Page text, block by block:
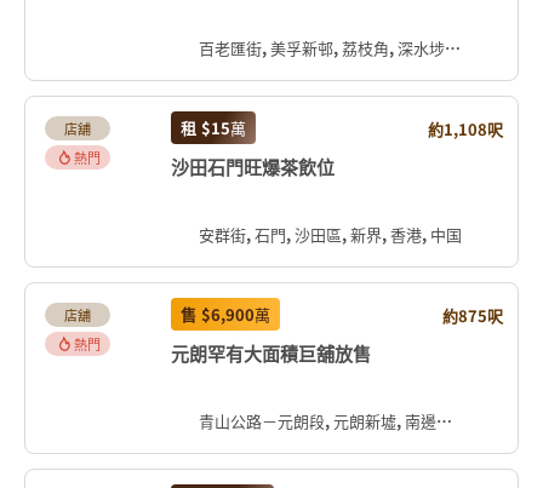
百老匯街, 美孚新邨, 荔枝角, 深水埗區, 九龍, 香港, 中国
店舖
熱門
租 $15萬 約1,108呎
沙田石門旺爆茶飲位
安群街, 石門, 沙田區, 新界, 香港, 中国
店舖
熱門
售 $6,900萬 約875呎
元朗罕有大面積巨舖放售
青山公路－元朗段, 元朗新墟, 南邊圍, 元朗區, 新界, 香港, 中国